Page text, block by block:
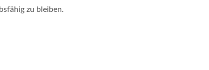
zu bleiben.